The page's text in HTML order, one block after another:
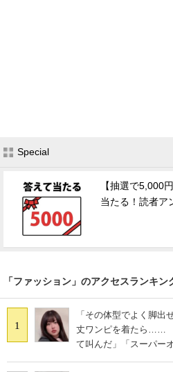
Special
【抽選で5,000
当たる！読者ア
「ファッション」のアクセスランキン
1
「その体型でよく脚
丈ワンピを着たら……
て叫んだ」「スーパー